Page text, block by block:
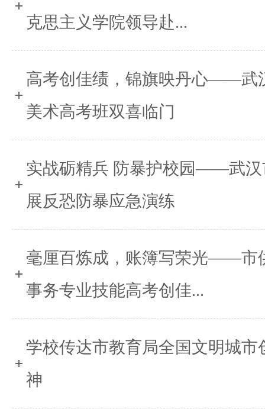
克思主义学院领导赴...
高考创佳绩，锦旗映丹心——武
美术高考班双喜临门
实战砺精兵 防暴护校园——武汉
展反恐防暴应急演练
毫厘百炼成，账簿写荣光——市
事务专业技能高考创佳...
学校传达市教育局全国文明城市
神